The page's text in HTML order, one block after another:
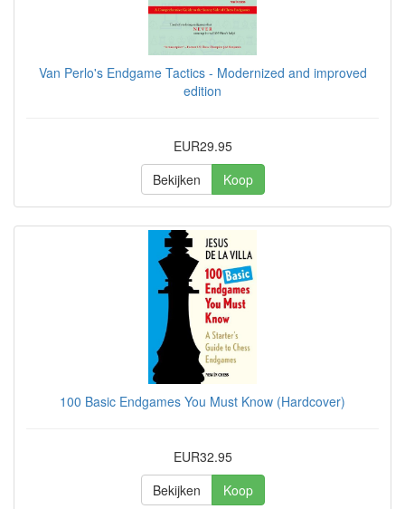
Van Perlo's Endgame Tactics - Modernized and improved
edition
EUR29.95
Bekijken
Koop
100 Basic Endgames You Must Know (Hardcover)
EUR32.95
Bekijken
Koop